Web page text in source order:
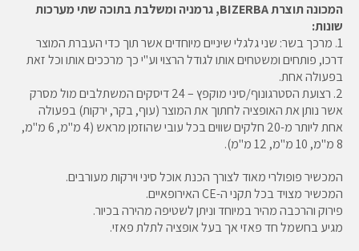
המכונה תוצרת BIZERBA, גרמניה ומשלבת בתוכה שתי מערכות
שונות:
1. מרכך בשר: שני גלגלי שיניים מיוחדים אשר תוך כדי העברת המוצר
דרכו, פותחים ומשטחים אותו לגודל הרצוי וע"י כך מרככים אותו וכל זאת
בפעולה אחת.
2. רצועת הסטרגונוף/סיני מוקפץ – 24 דיסקים המשתלבים מול מסרק
אשר נותן את האופציה לחתוך את המוצר (עוף, בקר, ירקות) בפעולה
אחת ליותר מ-20 חלקים שווים בכל עובי שהוזמן מראש (4 מ"מ, 6 מ"מ,
8 מ"מ, 10 מ"מ, 12 מ"מ).
המכשיר פופולרי מאוד לצורך הכנת אוכל סיני וירקות מעורבים.
המכשיר מצויד בכל תקני ה-CE האירופאיים.
פירוק והרכבה מהיר במיוחד וניתן לשטיפה מהירה בכיור.
מגיע בחשמל חד פאזי אך בעל אופציה לתלת פאזי.